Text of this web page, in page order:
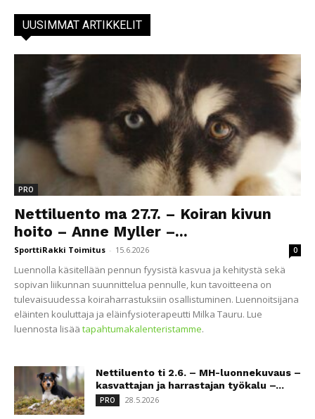
UUSIMMAT ARTIKKELIT
PRO
Nettiluento ma 27.7. – Koiran kivun
hoito – Anne Myller –...
SporttiRakki Toimitus - 15.6.2026 0
Luennolla käsitellään pennun fyysistä kasvua ja kehitystä sekä
sopivan liikunnan suunnittelua pennulle, kun tavoitteena on
tulevaisuudessa koiraharrastuksiin osallistuminen. Luennoitsijana
eläinten kouluttaja ja eläinfysioterapeutti Milka Tauru. Lue
luennosta lisää tapahtumakalenteristamme.
Nettiluento ti 2.6. – MH-luonnekuvaus –
kasvattajan ja harrastajan työkalu –...
PRO 28.5.2026